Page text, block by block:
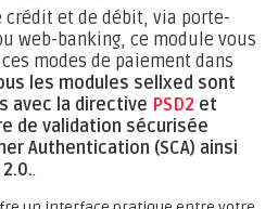
crédit et de débit, via porte-
web-banking, ce module vous
modes de paiement dans
les modules sellxed sont
avec la directive PSD2 et
de validation sécurisée
Authentication (SCA) ainsi
.